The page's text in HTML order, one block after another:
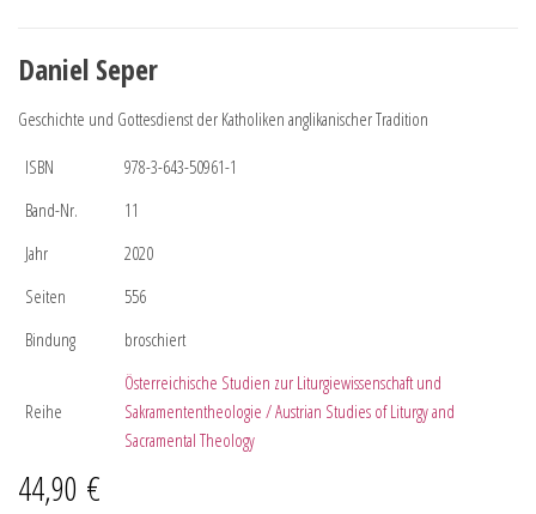
Daniel Seper
Geschichte und Gottesdienst der Katholiken anglikanischer Tradition
ISBN
978-3-643-50961-1
Band-Nr.
11
Jahr
2020
Seiten
556
Bindung
broschiert
Reihe
Österreichische Studien zur Liturgiewissenschaft und
Sakramententheologie / Austrian Studies of Liturgy and
Sacramental Theology
44,90 €